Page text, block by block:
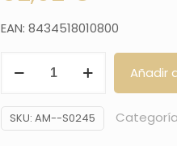
EAN: 8434518010800
de
Demon
Añadir
SKU: AM--S0245